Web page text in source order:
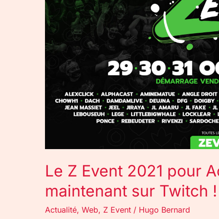
Le Z Event 2021 pour
maintenant sur Twitch !
Actualité, Web, Z Event / Hugo Bernard
Action
contre
Faim,
maintenant
Twitch